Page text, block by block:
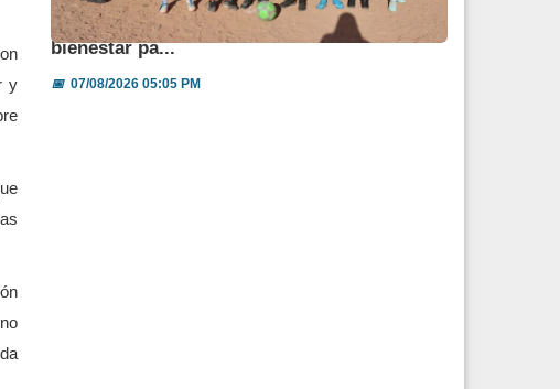
y
Angélica Burgos impulsa jornada de salud y
bienestar pa...
📅07/08/2026 05:05 PM